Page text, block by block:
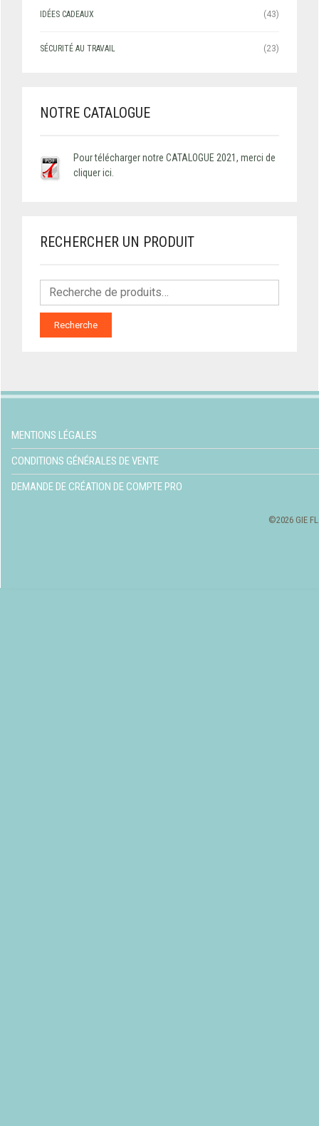
IDÉES CADEAUX (43)
SÉCURITÉ AU TRAVAIL (23)
NOTRE CATALOGUE
Pour télécharger notre CATALOGUE 2021, merci de
cliquer ici.
RECHERCHER UN PRODUIT
Recherche
MENTIONS LÉGALES
CONDITIONS GÉNÉRALES DE VENTE
DEMANDE DE CRÉATION DE COMPTE PRO
©2026 GIE